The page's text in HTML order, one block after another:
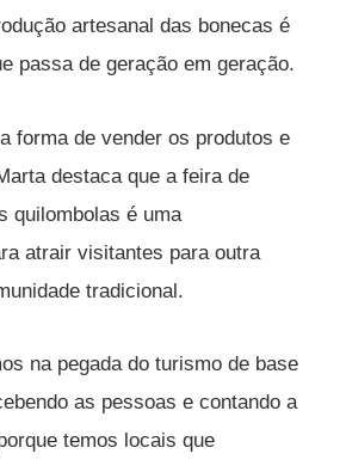
artesanal das bonecas é
passa de geração em geração.
forma de vender os produtos e
destaca que a feira de
quilombolas é uma
atrair visitantes para outra
tradicional.
na pegada do turismo de base
as pessoas e contando a
temos locais que